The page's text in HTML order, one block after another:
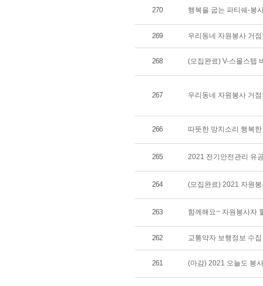
270 행복을 굽는 파티쉐-봉
269 우리동네 자원봉사 거
268 (모집완료) V-스몰스텝
267 우리동네 자원봉사 거
266 따뜻한 망치소리 행복
265 2021 전기안전관리 유
264 (모집완료) 2021 자원
263 함께해요~ 자원봉사자
262 교통약자 보행정보 수
261 (마감) 2021 오늘도 봉